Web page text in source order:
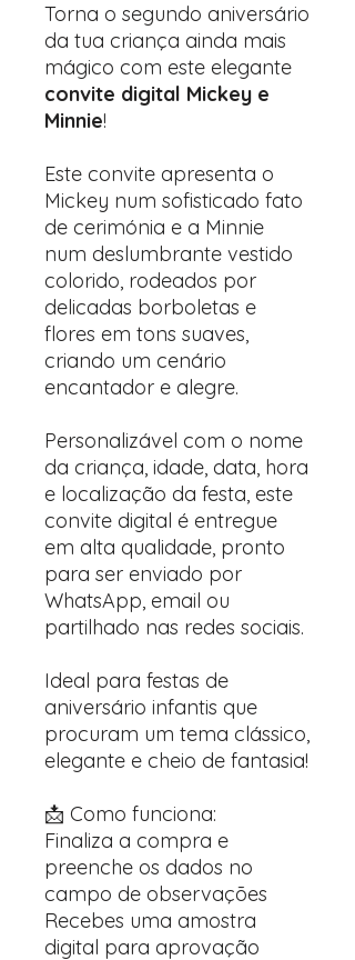
Torna o segundo aniversário
da tua criança ainda mais
mágico com este elegante
convite digital Mickey e
Minnie!
Este convite apresenta o
Mickey num sofisticado fato
de cerimónia e a Minnie
num deslumbrante vestido
colorido, rodeados por
delicadas borboletas e
flores em tons suaves,
criando um cenário
encantador e alegre.
Personalizável com o nome
da criança, idade, data, hora
e localização da festa, este
convite digital é entregue
em alta qualidade, pronto
para ser enviado por
WhatsApp, email ou
partilhado nas redes sociais.
Ideal para festas de
aniversário infantis que
procuram um tema clássico,
elegante e cheio de fantasia!
📩 Como funciona:
Finaliza a compra e
preenche os dados no
campo de observações
Recebes uma amostra
digital para aprovação